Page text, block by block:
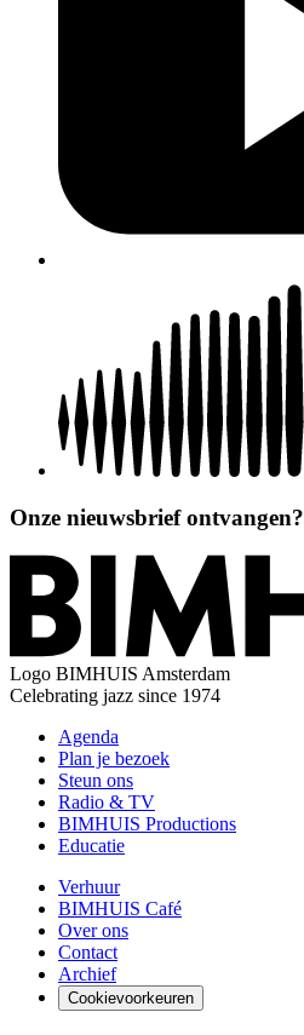
Onze nieuwsbrief ontvangen?
Logo BIMHUIS Amsterdam
Celebrating jazz since 1974
Agenda
Plan je bezoek
Steun ons
Radio & TV
BIMHUIS Productions
Educatie
Verhuur
BIMHUIS Café
Over ons
Contact
Archief
Cookievoorkeuren